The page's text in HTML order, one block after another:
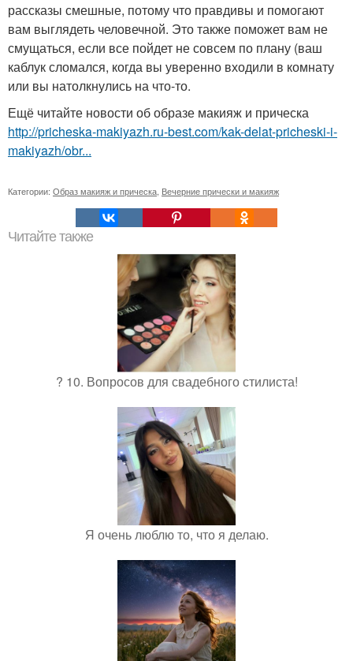
рассказы смешные, потому что правдивы и помогают
вам выглядеть человечной. Это также поможет вам не
смущаться, если все пойдет не совсем по плану (ваш
каблук сломался, когда вы уверенно входили в комнату
или вы натолкнулись на что-то.
Ещё читайте новости об образе макияж и прическа
http://pricheska-makiyazh.ru-best.com/kak-delat-pricheski-i-
makiyazh/obr...
Категории: Образ макияж и прическа Вечерние прически и макияж
Читайте также
? 10. Вопросов для свадебного стилиста!
Я очень люблю то, что я делаю.